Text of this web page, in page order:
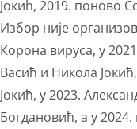
Јокић, 2019. поново
Избор није
Корона вируса, у
Васић и Никола
Јокић, у 2023.
Богдановић, а у